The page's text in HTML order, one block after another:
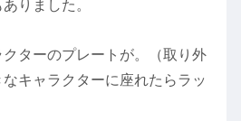
ありました。
ターのプレートが。（取り外
キャラクターに座れたらラッ